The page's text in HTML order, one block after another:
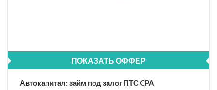
ПОКАЗАТЬ ОФФЕР
Автокапитал: займ под залог ПТС CPA